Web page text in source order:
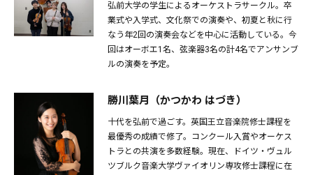
弘前大学の学生によるオーケストラサークル。卒
業式や入学式、文化祭での演奏や、初夏と秋に行
なう年2回の演奏会などを中心に活動している。今
回はオーボエ1名、弦楽器3名の計4名でアンサンブ
ルの演奏を予定。
勝川葉月（かつかわ はづき）
十代を弘前で過ごす。英国王立音楽院修士課程を
最優秀の成績で修了。コンクール入賞やオーケス
トラとの共演を多数経験。現在、ドイツ・ヴュル
ツブルク音楽大学ヴァイオリン専攻修士課程に在